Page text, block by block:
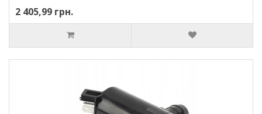
2 405,99 грн.